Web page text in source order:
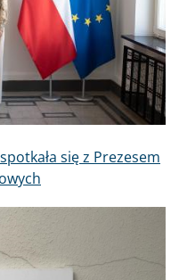
się z Prezesem